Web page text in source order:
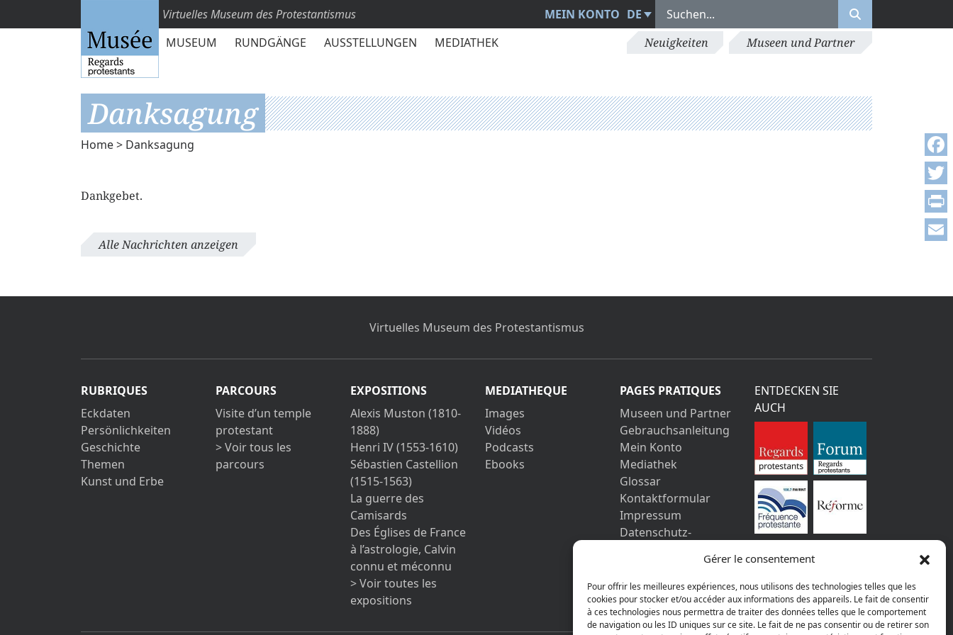
Gérer le consentement
Pour offrir les meilleures expériences, nous utilisons des technologies telles que les
cookies pour stocker et/ou accéder aux informations des appareils. Le fait de consentir
à ces technologies nous permettra de traiter des données telles que le comportement
de navigation ou les ID uniques sur ce site. Le fait de ne pas consentir ou de retirer son
Virtuelles Museum des Protestantismus MEIN KONTO DE
MUSEUM
RUNDGÄNGE AUSSTELLUNGEN MEDIATHEK Neuigkeiten Museen und Partner
Danksagung
Home> Danksagung
Dankgebet.
Alle Nachrichten anzeigen
Virtuelles Museum des Protestantismus
RUBRIQUES
Eckdaten
Persönlichkeiten
Geschichte
Themen
Kunst und Erbe
PARCOURS
Visite d’un temple
protestant
> Voir tous les
parcours
EXPOSITIONS
Alexis Muston (1810-
1888)
Henri IV (1553-1610)
Sébastien Castellion
(1515-1563)
La guerre des
Camisards
Des Églises de France
à l’astrologie, Calvin
connu et méconnu
> Voir toutes les
expositions
MEDIATHEQUE
Images
Vidéos
Podcasts
Ebooks
PAGES PRATIQUES
Museen und Partner
Gebrauchsanleitung
Mein Konto
Mediathek
Glossar
Kontaktformular
Impressum
Datenschutz-
ENTDECKEN SIE
AUCH
Print